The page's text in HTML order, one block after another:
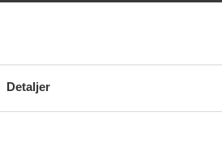
Detaljer